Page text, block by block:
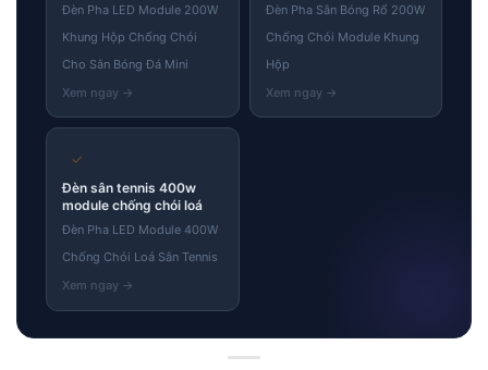
Skip
content
Đèn Pha LED Module 200W
Khung Hộp Chống Chói
Cho Sân Bóng Đá Mini
Đèn Pha Sân Bóng Rổ 200W
Chống Chói Module Khung
Hộp
✓
Đèn sân tennis 400w
module chống chói loá
Đèn Pha LED Module 400W
Chống Chói Loá Sân Tennis